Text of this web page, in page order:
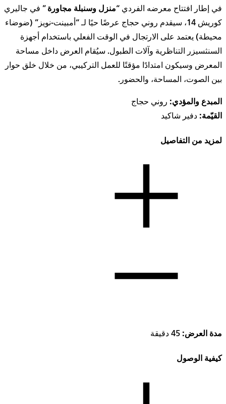
في إطار افتتاح معرضه الفردي “منزل وسنبلة مجاورة” في جاليري
كوريش 14، سيقدم روني حجاج عرضًا حيًا لـ “أمبينت-نويز” (ضوضاء
محيطة) يعتمد على الارتجال في الوقت الفعلي باستخدام أجهزة
السنثسيزر التناظرية وآلات الطبول. سيُقام العرض داخل مساحة
المعرض وسيكون امتدادًا مؤقتًا للعمل التركيبي، من خلال خلق حوار
بين الصوت، المساحة، والحضور.
المبدع والمؤدي: روني حجاج
القيّمة:دفير شاكيد
لمزيد من التفاصيل
مدة العرض:
كيفية الوصول